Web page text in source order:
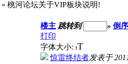
» 桃河论坛关于VIP板块说明!
楼主 跳转到 » 倒
打印
字体大小: tT
惊雷终结者发表于